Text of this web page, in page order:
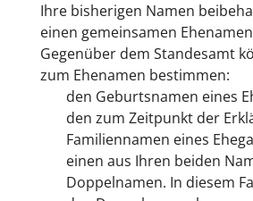
Ihre bisherigen Namen
einen gemeinsamen
Gegenüber dem Standesamt
zum Ehenamen bestimmen:
den Geburtsnamen eines
den zum Zeitpunkt der
Familiennamen eines
einen aus Ihren beiden
Doppelnamen. In diesem